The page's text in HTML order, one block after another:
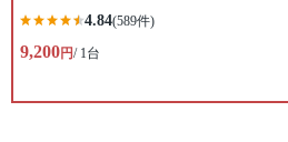
4.84(589件)
9,200円/ 1台